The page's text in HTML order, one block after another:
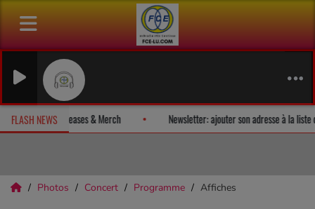
FLASH NEWS
un album-surprise! Fan Releases & Merch Newsletter:
Photos Concert Programme Affiches